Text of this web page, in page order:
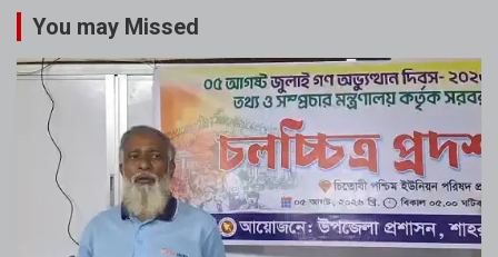
You may Missed